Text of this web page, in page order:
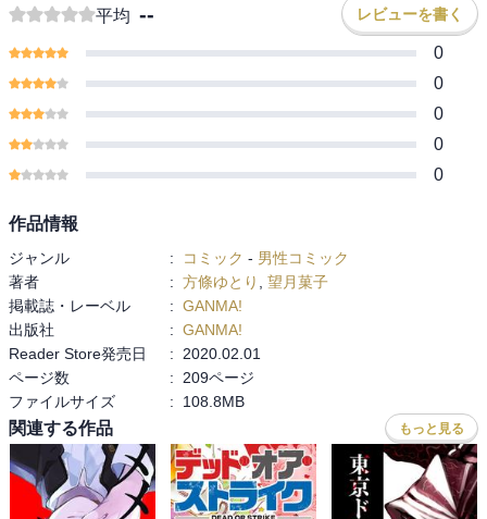
平均 -- レビューを書く
0
0
0
0
0
作品情報
ジャンル : コミック - 男性コミック
著者
: 方條ゆとり
望月菓子
掲載誌・レーベル
: GANMA!
出版社
: GANMA!
Reader Store発売日
:
2020.02.01
ページ数
:
209ページ
ファイルサイズ
: 108.8MB
関連する作品 もっと見る